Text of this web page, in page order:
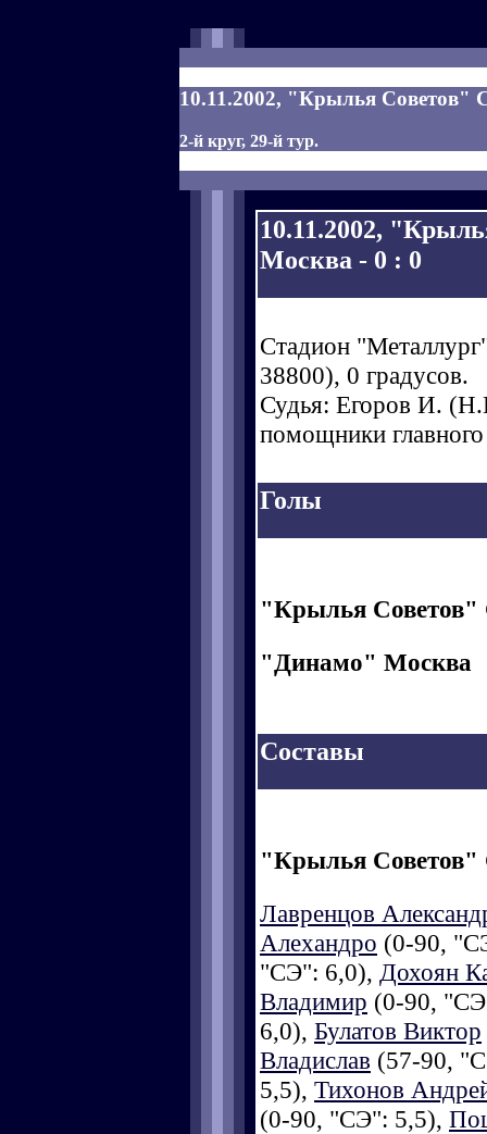
10.11.2002, "Крылья
2-й круг, 29-й тур.
10.11.2002,
Москва - 0 : 0
Стадион
38800), 0 градусов.
Судья: Егоров И.
помощники
Голы
"Крылья Советов"
"Динамо" Москва
Составы
"Крылья Советов"
Лавренцов
Алехандро (0-90,
"СЭ": 6,0), Дохоян
Владимир (0-90,
6,0), Булатов Виктор
Владислав (57-90,
5,5), Тихонов
(0-90, "СЭ": 5,5),